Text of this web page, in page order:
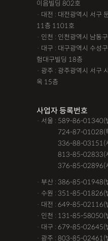
이음빌딩 802호
· 대전 : 대전광역시 서구
11층 1101호
· 인천 : 인천광역시 남동
· 대구 : 대구광역시 수성
험대구빌딩 18층
· 광주 : 광주광역시 서구
옥 15층
사업자 등록번호
· 서울 : 589-86-01340(
724-87-01028(
336-88-03151(
813-85-02833(
376-85-02896(
· 부산 : 386-85-01948(
· 수원 : 351-85-01826(
· 대전 : 649-85-02116(
· 인천 : 131-85-58050(
· 대구 : 679-85-02645(
· 광주 : 803-85-02461(